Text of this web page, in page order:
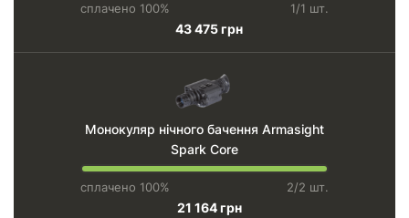
сплачено 100% 1/1 шт.
43 475 грн
Монокуляр нічного бачення Armasight
Spark Core
сплачено 100% 2/2 шт.
21 164 грн